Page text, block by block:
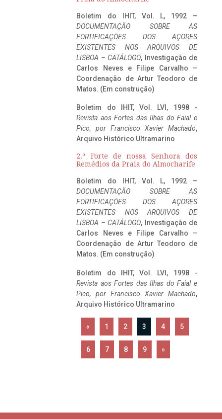
Boletim do IHIT, Vol. L, 1992 –
DOCUMENTAÇÃO SOBRE AS
FORTIFICAÇÕES DOS AÇORES
EXISTENTES NOS ARQUIVOS DE
LISBOA – CATÁLOGO, Investigação de
Carlos Neves e Filipe Carvalho –
Coordenação de Artur Teodoro de
Matos. (Em construção)
Boletim do IHIT, Vol. LVI, 1998 -
Revista aos Fortes das Ilhas do Faial e
Pico, por Francisco Xavier Machado,
Arquivo Histórico Ultramarino
2.º Forte de nossa Senhora dos
Remédios da Praia do Almocharife
Boletim do IHIT, Vol. L, 1992 –
DOCUMENTAÇÃO SOBRE AS
FORTIFICAÇÕES DOS AÇORES
EXISTENTES NOS ARQUIVOS DE
LISBOA – CATÁLOGO, Investigação de
Carlos Neves e Filipe Carvalho –
Coordenação de Artur Teodoro de
Matos. (Em construção)
Boletim do IHIT, Vol. LVI, 1998 -
Revista aos Fortes das Ilhas do Faial e
Pico, por Francisco Xavier Machado,
Arquivo Histórico Ultramarino
« 1 2 3 4 5
6 7 8 9 »